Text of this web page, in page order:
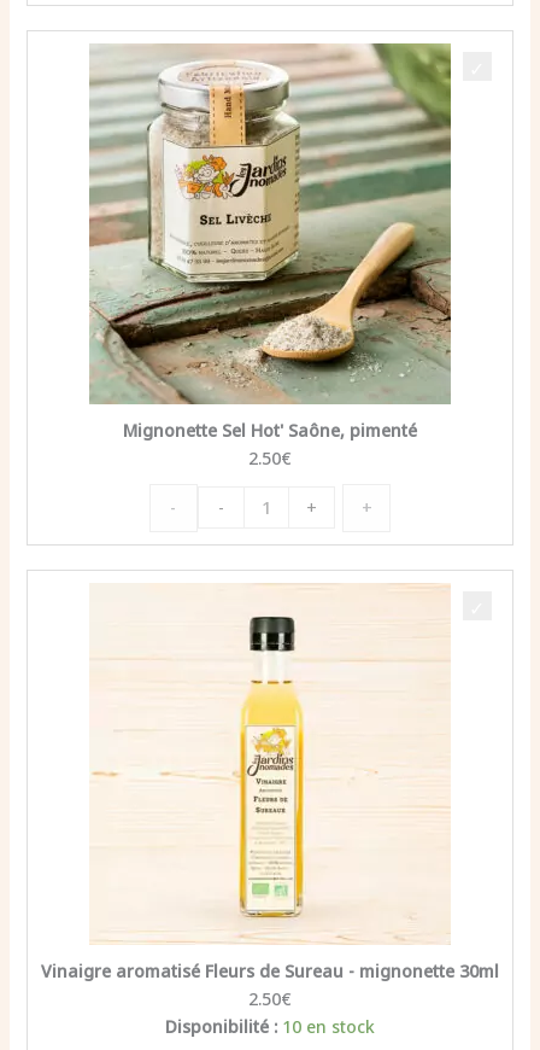
Sel
aux
Herbes
de
Chez
Nous
et
Coriandre
Mignonette Sel Hot' Saône, pimenté
2.50€
- -
quantité
Sel
Saône,
+ +
Vinaigre aromatisé Fleurs de Sureau - mignonette 30ml
2.50€
Disponibilité : 10 en stock